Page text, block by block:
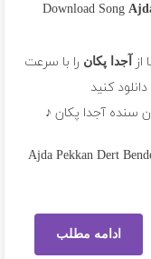
آجدا پکان را با سرعت
کنید
سنده آجدا پکان ♪
ادامه مطلب